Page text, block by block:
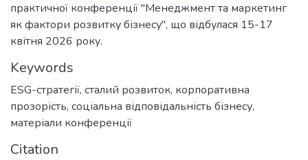
практичної конференції "Менеджмент та маркетинг
як фактори розвитку бізнесу", що відбулася 15-17
квітня 2026 року.
Keywords
ESG-стратегії, сталий розвиток, корпоративна
прозорість, соціальна відповідальність бізнесу,
матеріали конференції
Citation